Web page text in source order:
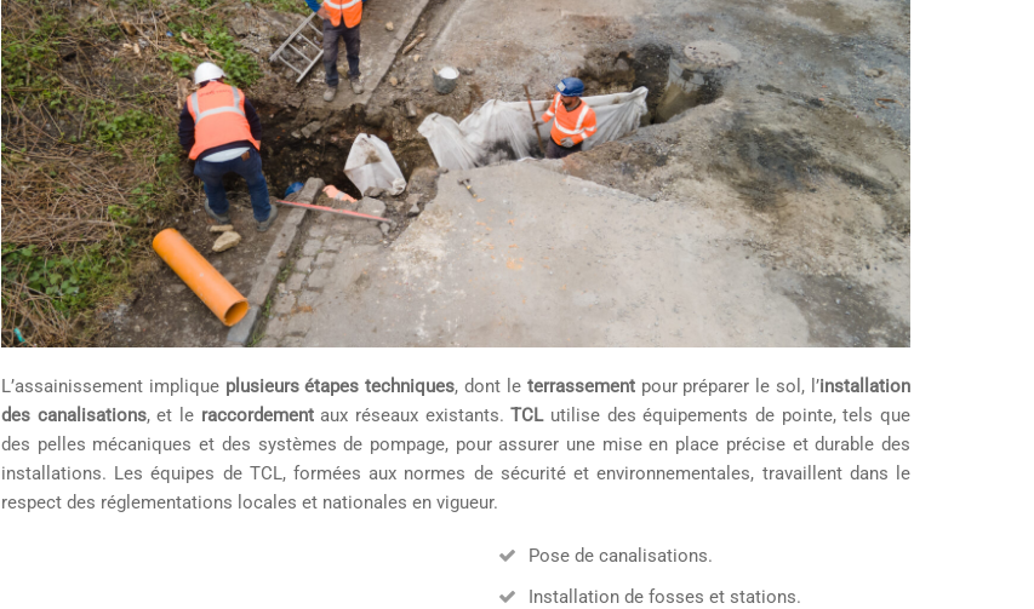
L’assainissement implique plusieurs étapes techniques, dont le terrassementpour préparer le sol, l’installation
des canalisations, et le raccordementaux réseaux existants.TCLutilise des équipements de pointe, tels que
des pelles mécaniques et des systèmes de pompage, pour assurer une mise en place précise et durable des
installations. Les équipes de TCL, formées aux normes de sécurité et environnementales, travaillent dans le
respect des réglementations locales et nationales en vigueur.
Pose de canalisations.
Installation de fosses et stations.